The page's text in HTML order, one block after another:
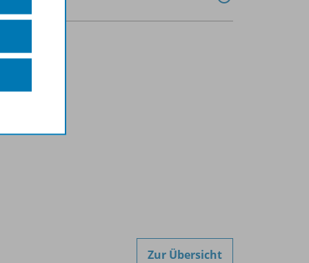
Zur Übersicht